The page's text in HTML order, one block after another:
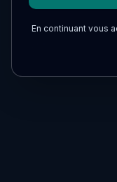
En continuant vous